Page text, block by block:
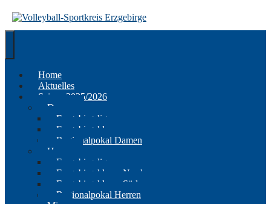
zum
Inhalt
Home
Aktuelles
Saison 2025/2026
Damen
Erzgebirgsliga
Erzgebirgsklasse
Regionalpokal Damen
Herren
Erzgebirgsliga
Erzgebirgsklasse Nord
Erzgebirgsklasse Süd
Regionalpokal Herren